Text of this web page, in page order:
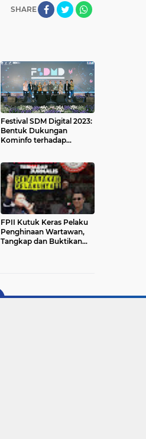
SHARE
Festival SDM Digital 2023:
Bentuk Dukungan
Kominfo terhadap
FPII Kutuk Keras Pelaku
Penghinaan Wartawan,
Tangkap dan Buktikan